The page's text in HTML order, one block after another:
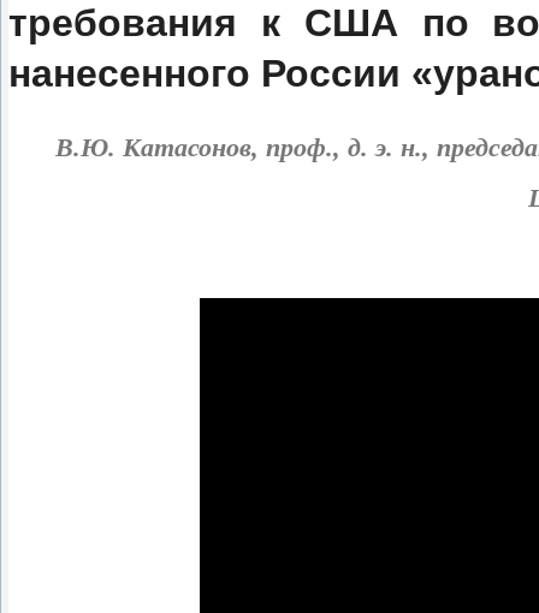
требования к США по
нанесенного России
В.Ю. Катасонов, проф., д. э. н.,